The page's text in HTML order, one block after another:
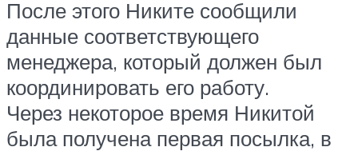
После этого Никите сообщили
данные соответствующего
менеджера, который должен был
координировать его работу.
Через некоторое время Никитой
была получена первая посылка, в